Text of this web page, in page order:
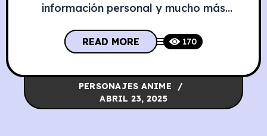
información personal y mucho más
Braun, el Armored Titan, un personaje
dividido entre deber y culpa, cuya
evolución redefine el concepto de
antagonista en Attack on Titan.
Información Personal de Reiner Braun
READ MORE 170
PERSONAJES ANIME
ABRIL 23, 2025